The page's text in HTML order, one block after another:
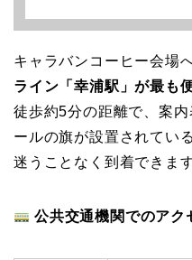
キャラバンコーヒー会場
ライン「幸浦駅」が最も
徒歩約5分の距離で、案
ールの旗が設置されてい
迷うことなく到着できます
公共交通機関でのアク